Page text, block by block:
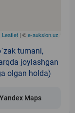
Leaflet | ©e-auksion.uz
tumani,
joylashgan
olgan holda)
Yandex Maps